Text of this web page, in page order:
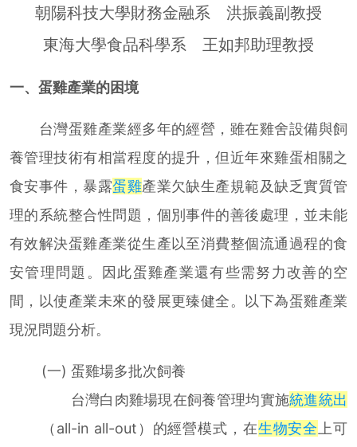
朝陽科技大學財務金融系 洪振義副教授
東海大學食品科學系 王如邦助理教授
一、蛋雞產業的困境
台灣蛋雞產業經多年的經營，雖在雞舍設備與飼
養管理技術有相當程度的提升，但近年來雞蛋相關之
食安事件，暴露蛋雞產業欠缺生產規範及缺乏實質管
理的系統整合性問題，個別事件的善後處理，並未能
有效解決蛋雞產業從生產以至消費整個流通過程的食
安管理問題。因此蛋雞產業還有些需努力改善的空
間，以使產業未來的發展更臻健全。以下為蛋雞產業
現況問題分析。
(一) 蛋雞場多批次飼養
台灣白肉雞場現在飼養管理均實施統進統出
（all-in all-out）的經營模式，在生物安全 上可